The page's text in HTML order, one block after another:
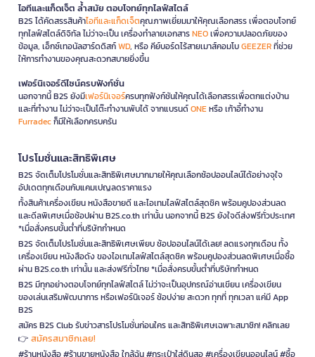
ไอทีและแก็ดเจ็ต ล้ำสมัย ตอบโจทย์ทุกไลฟ์สไตล์
B2S ได้คัดสรรสินค้าไอทีและแก็ดเจ็ตคุณภาพเยี่ยมมาให้คุณเลือกสรร เพื่อตอบโจทย์
ทุกไลฟ์สไตล์ดิจิทัล ไม่ว่าจะเป็น เครื่องทำลายเอกสารNEOเพื่อความปลอดภัยของ
ข้อมูล, เอ็กซ์เทอนัลฮาร์ดดิสก์WD, หรือ คีย์บอร์ดไร้สายเมาส์คอมโบGEEZERที่ช่วย
ให้การทำงานของคุณสะดวกสบายยิ่งขึ้น
เฟอร์นิเจอร์ดีไซน์ครบฟังก์ชั่น
นอกจากนี้ B2S ยังมีเฟอร์นิเจอร์ครบทุกฟังก์ชันให้คุณได้เลือกสรรเพื่อตกแต่งบ้าน
และที่ทำงาน ไม่ว่าจะเป็นโต๊ะทำงานพับได้ จากแบรนด์ONEหรือ เก้าอี้ทำงาน
Furradecก็มีให้เลือกครบครัน
โปรโมชั่นและสิทธิพิเศษ
B2S จัดเต็มโปรโมชั่นและสิทธิพิเศษมากมายให้คุณเลือกช้อปออนไลน์ได้อย่างจุใจ
อัปเดตทุกเดือนกับแคมเปญลดราคาแรง
ทั้งสินค้าเครื่องเขียน หนังสือขายดี และไอเทมไลฟ์สไตล์สุดชิค พร้อมคูปองส่วนลด
และดีลพิเศษเมื่อช้อปผ่าน B2S.co.th เท่านั้น นอกจากนี้ B2S ยังใจดีส่งฟรีทั่วประเทศ
*เมื่อสั่งครบขั้นต่ำที่บริษัทกำหนด
B2S จัดเต็มโปรโมชั่นและสิทธิพิเศษเพียบ ช้อปออนไลน์ได้เลย! ลดแรงทุกเดือน ทั้ง
เครื่องเขียน หนังสือดัง ของไอเทมไลฟ์สไตล์สุดชิค พร้อมคูปองส่วนลดพิเศษเมื่อซื้อ
ผ่าน B2S.co.th เท่านั้น และส่งฟรีทั่วไทย *เมื่อสั่งครบขั้นต่ำที่บริษัทกำหนด
B2S มีทุกอย่างตอบโจทย์ทุกไลฟ์สไตล์ ไม่ว่าจะเป็นอุปกรณ์อ่านเขียน เครื่องเขียน
ของเล่นเสริมพัฒนาการ หรือเฟอร์นิเจอร์ ช้อปง่าย สะดวก ทุกที่ ทุกเวลา แค่มี App
B2S
สมัคร B2S Club รับข่าวสารโปรโมชั่นก่อนใคร และสิทธิพิเศษเฉพาะสมาชิก! คลิกเลย
👉 สมัครสมาชิกเลย!
#ร้านหนังสือ #ร้านขายหนังสือ ใกล้ฉัน #กระเป๋าใส่ดินสอ #เครื่องเขียนออนไลน์ #ซื้อ